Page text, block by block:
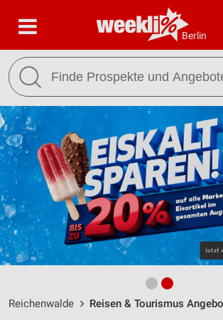
Berlin
Reichenwalde Reisen & Tourismus Angebote,